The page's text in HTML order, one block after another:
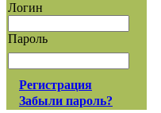
Логин
Пароль
Регистрация
Забыли пароль?